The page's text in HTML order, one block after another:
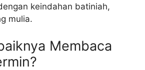
keindahan batiniah,
mulia.
Membaca